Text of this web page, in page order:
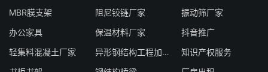
MBR膜支架
阻尼铰链厂家
振动筛厂家
办公家具
保温材料厂家
抖音推广
轻集料混凝土厂家
异形钢结构工程加工厂家
知识产权服务